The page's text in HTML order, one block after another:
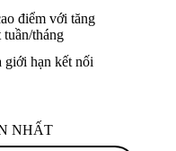
điểm với tăng
tháng
giới hạn kết nối
NHẤT